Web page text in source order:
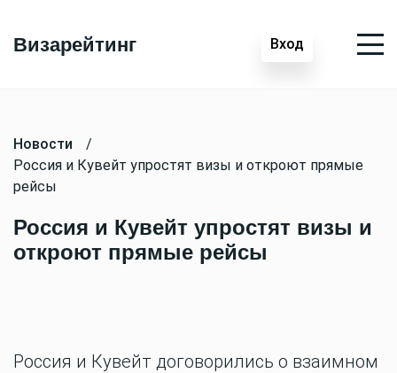
Визарейтинг Вход
Новости
/
Россия и Кувейт упростят визы и откроют прямые
рейсы
Россия и Кувейт упростят визы и
откроют прямые рейсы
Россия и Кувейт договорились о взаимном